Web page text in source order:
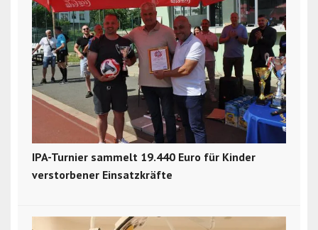
IPA-Turnier sammelt 19.440 Euro für Kinder
verstorbener Einsatzkräfte